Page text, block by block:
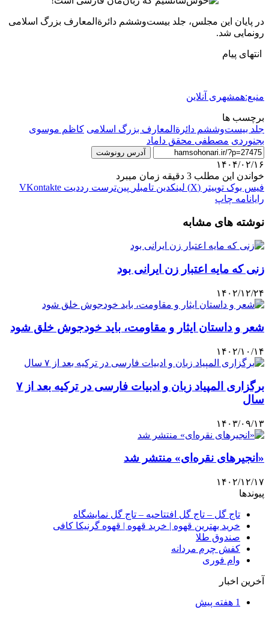
در پایان این مجلس، جلد بیست‌وششم دائرةالمعارف بزرگ اسلامی
رونمایی شد.
انتهای پیام
منبع:همشهری آنلاین
برچسب ها
جلد بیست‌وششم دائرةالمعارف بزرگ اسلامی کاظم موسوی
بجنوردی مصطفی محقق داماد
آدرس رونوشت
۱۴۰۴/۰۲/۱۶
خواندن این مطلب 3 دقیقه زمان میبرد
فیس بوک توییتر (X) لینکدین ‫تامبلر ‫پین‌ترست ‫رددیت ‫VKontakte
رایانامه چاپ
نوشته های مشابه
زنی که مایه اعتبار زن ایرانی بود
۱۴۰۲/۱۲/۲۴
شعر و داستان ایثار و مقاومت، باید خودجوش خلق شود
۱۴۰۲/۱۰/۱۴
برگزاری المپیاد زبان و ادبیات فارسی در ترکیه بعد از ۷
سال
۱۴۰۳/۰۹/۱۳
«انجیرهای نقره‌ای» منتشر شد
۱۴۰۲/۱۲/۱۷
پیوندها
تاج گل – تاج گل افتتاحیه – تاج گل نمایشگاه
خرید بهترین قهوه | خرید قهوه | قهوه گرنیکا کافی
صندوق طلا
کفش چرم مردانه
وام فوری
آخرین اخبار
1 هفته پیش